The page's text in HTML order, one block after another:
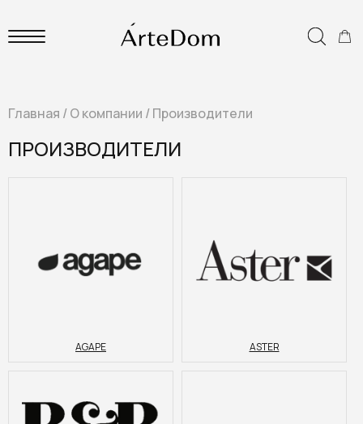
Главная /О компании /Производители
ПРОИЗВОДИТЕЛИ
AGAPE ASTER